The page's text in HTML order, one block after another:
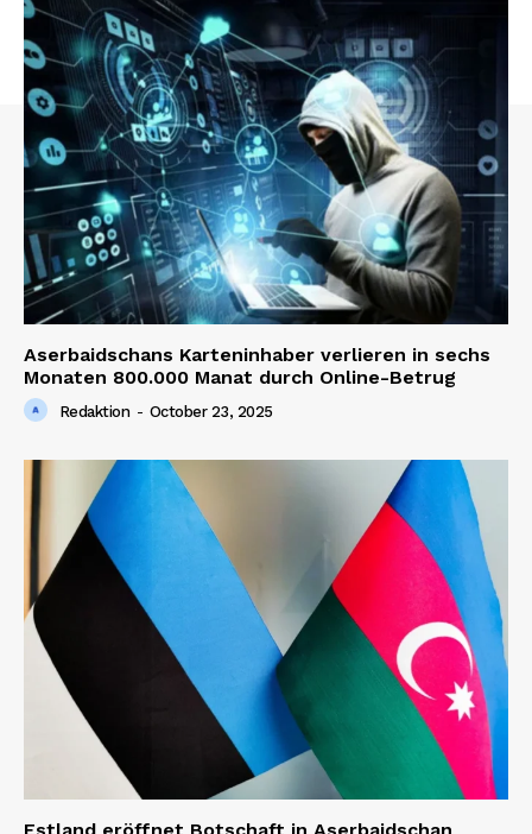
Aserbaidschans Karteninhaber verlieren in sechs
Monaten 800.000 Manat durch Online-Betrug
Redaktion - October 23, 2025
Estland eröffnet Botschaft in Aserbaidschan